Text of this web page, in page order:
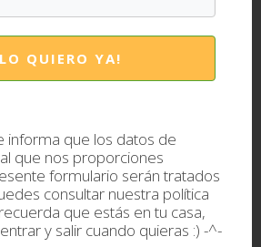
he esperado.Rasa. Criatura, has
.
escribiendo este precioso
algo que contar sobre India?
no dudes en escribir a
o dejar un comentario
QUIERO YA!
informa que los datos de
que nos proporciones
formulario serán tratados
consultar nuestra política
que estás en tu casa,
y salir cuando quieras :) -^-